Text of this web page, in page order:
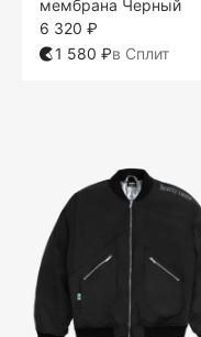
мембрана Черный
6 320 ₽
1 580 ₽в Сплит